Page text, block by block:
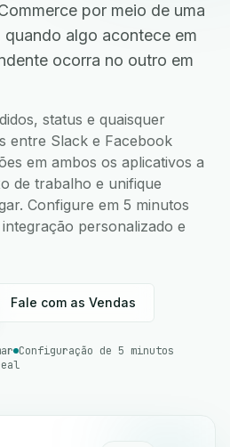
por meio de uma
quando algo acontece em
ocorra no outro em
status e quaisquer
entre Slack e Facebook
em ambos os aplicativos a
de trabalho e unifique
Configure em 5 minutos
personalizado e
Fale com as Vendas
Configuração de 5 minutos